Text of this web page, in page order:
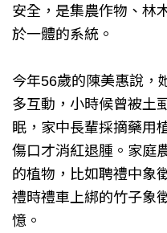
安全，是集農作物、林
於一體的系統。
今年56歲的陳美惠說，
多互動，小時候曾被土
眠，家中長輩採摘藥用
傷口才消紅退腫。家庭
的植物，比如聘禮中象
禮時禮車上綁的竹子象
憶。